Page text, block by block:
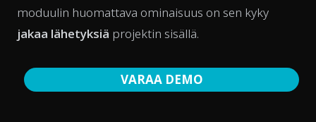
moduulin huomattava ominaisuus on sen kyky
jakaa lähetyksiä projektin sisällä.
VARAA DEMO